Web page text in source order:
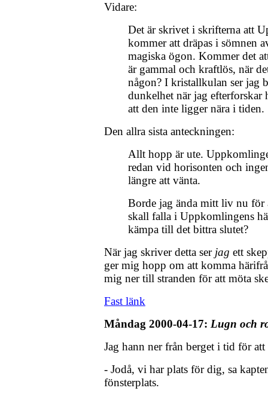
Vidare:
Det är skrivet i skrifterna att
kommer att dräpas i sömnen
magiska ögon. Kommer det
är gammal och kraftlös, när
någon? I kristallkulan ser jag
dunkelhet när jag efterforskar
att den inte ligger nära i tiden.
Den allra sista anteckningen:
Allt hopp är ute.
redan vid horisonten och
längre att vänta.
Borde jag ända mitt liv nu
skall falla i Uppkomlingens
kämpa till det bittra slutet?
När jag skriver detta ser jag ett
ger mig hopp om att komma
mig ner till stranden för att möta
Fast länk
Måndag 2000-04-17: Lugn och
Jag hann ner från berget i tid för
- Jodå, vi har plats för dig, sa
fönsterplats.